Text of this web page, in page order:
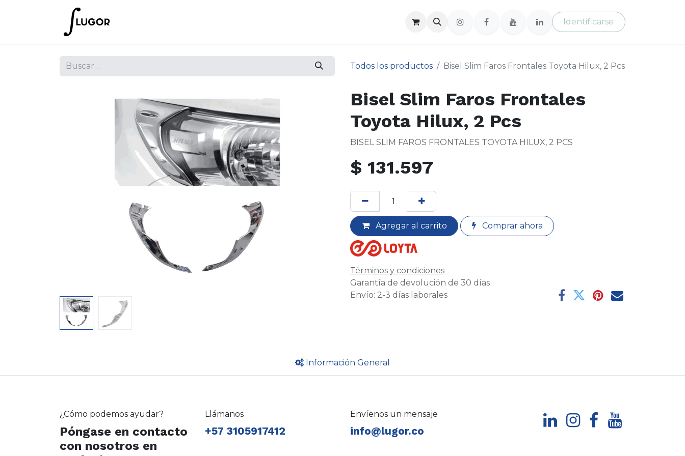
Identificarse
Todos los productos Bisel Slim Faros Frontales Toyota Hilux, 2 Pcs
Bisel Slim Faros Frontales
Toyota Hilux, 2 Pcs
BISEL SLIM FAROS FRONTALES TOYOTA HILUX, 2 PCS
$ 131.597
Agregar al carrito Comprar ahora
Términos y condiciones
Garantía de devolución de 30 días
Envío: 2-3 días laborales
Información General
¿Cómo podemos ayudar?
Póngase en contacto
con nosotros en
Llámanos
+57 3105917412
Envíenos un mensaje
info@lugor.co